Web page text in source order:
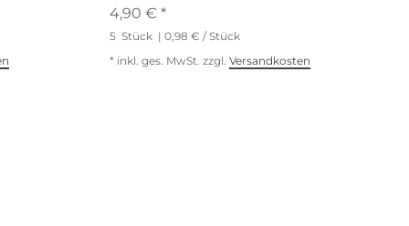
4,90 € *
5 Stück | 0,98 € / Stück
* inkl. ges. MwSt. zzgl. Versandkosten